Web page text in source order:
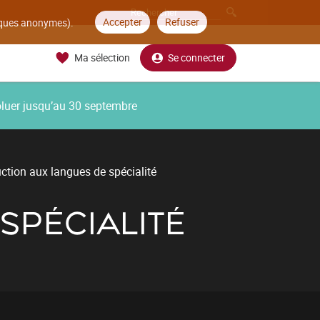
anonymes). Accepter Refuser
Ma sélection Se connecter
jusqu’au 30 septembre
aux langues de spécialité